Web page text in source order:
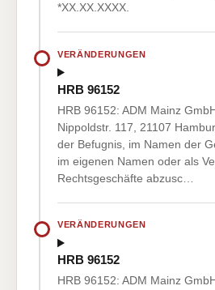
*XX.XX.XXXX.
VERÄNDERUNGEN
HRB 96152
HRB 96152: ADM Mainz
Nippoldstr. 117, 21107
der Befugnis, im Namen der
im eigenen Namen oder als
Rechtsgeschäfte abzusc…
VERÄNDERUNGEN
HRB 96152
HRB 96152: ADM Mainz